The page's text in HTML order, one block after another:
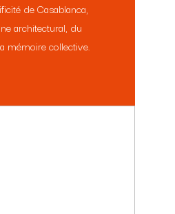
de Casablanca,
architectural, du
mémoire collective.